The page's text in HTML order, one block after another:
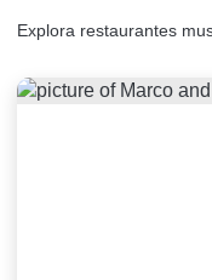
Explora restaurantes